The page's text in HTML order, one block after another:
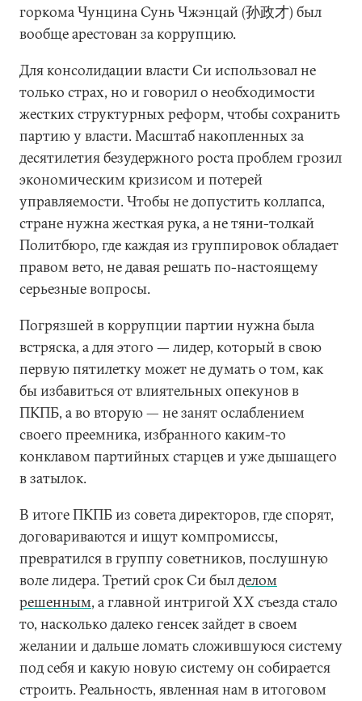
горкома Чунцина Сунь Чжэнцай (孙政才) был
вообще арестован за коррупцию.
Для консолидации власти Си использовал не
только страх, но и говорил о необходимости
жестких структурных реформ, чтобы сохранить
партию у власти. Масштаб накопленных за
десятилетия безудержного роста проблем грозил
экономическим кризисом и потерей
управляемости. Чтобы не допустить коллапса,
стране нужна жесткая рука, а не тяни-толкай
Политбюро, где каждая из группировок обладает
правом вето, не давая решать по-настоящему
серьезные вопросы.
Погрязшей в коррупции партии нужна была
встряска, а для этого — лидер, который в свою
первую пятилетку может не думать о том, как
бы избавиться от влиятельных опекунов в
ПКПБ, а во вторую — не занят ослаблением
своего преемника, избранного каким-то
конклавом партийных старцев и уже дышащего
в затылок.
В итоге ПКПБ из совета директоров, где спорят,
договариваются и ищут компромиссы,
превратился в группу советников, послушную
воле лидера. Третий срок Си былделом
решенным, а главной интригой ХХ съезда стало
то, насколько далеко генсек зайдет в своем
желании и дальше ломать сложившуюся систему
под себя и какую новую систему он собирается
строить. Реальность, явленная нам в итоговом